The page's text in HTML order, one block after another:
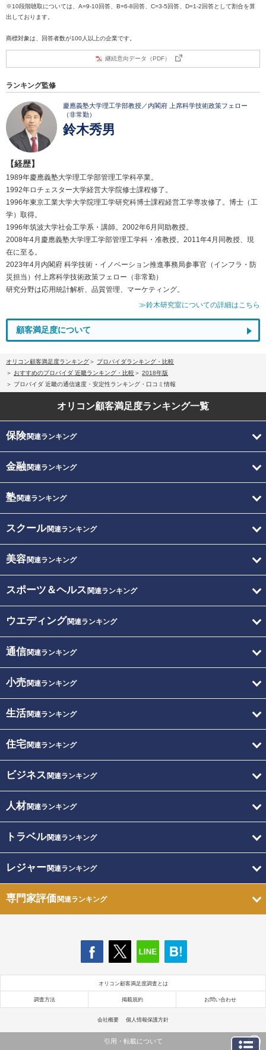
※10段階聴取については、A=9-10回答、B=6-8回答、C=3-5回答、D=1-2回答として割合を算
出しております。
商標対象は、回答者数が100人以上の企業です。
継続意向データ（PDF）
ランキング監修
慶應義塾大学理工学部教授／内閣府 上席科学技術政策フェロー
（非常勤）
鈴木秀男
【経歴】
1989年慶應義塾大学理工学部管理工学科卒業。
1992年ロチェスター大学経営大学院修士課程修了。
1996年東京工業大学大学院理工学研究科博士課程経営工学専攻修了。博士（工
学）取得。
1996年筑波大学社会工学系・講師。2002年6月同助教授。
2008年4月慶應義塾大学理工学部管理工学科・准教授。2011年4月同教授、現
在に至る。
2023年4月内閣府 科学技術・イノベーション推進事務局参事官（インフラ・防
災担当）付上席科学技術政策フェロー（非常勤）
研究分野は応用統計解析、品質管理、マーケティング。
≫鈴木研究室についての詳細はこちら
顧客満足度について
オリコン顧客満足度ランキング
プロバイダランキング・比較
おすすめのプロバイダ 近畿ランキング・比較
2018年版
プロバイダ 近畿の通信速度・安定性ランキング・口コミ情報
オリコン顧客満足度ランキング一覧
保険関連ランキング
金融関連ランキング
塾関連ランキング
スクール関連ランキング
美容関連ランキング
スポーツ＆ヘルス 関連ランキング
ウエディング関連ランキング
通信関連ランキング
小売関連ランキング
生活関連ランキング
住宅関連ランキング
ビジネス 関連ランキング
人材関連ランキング
トラベル関連ランキング
レジャー関連ランキング
専門家評価関連ランキング
オリコン顧客満足度調査とは
調査方法 掲載規約 お問い合わせ
会社概要 個人情報保護方針
引用・転載について